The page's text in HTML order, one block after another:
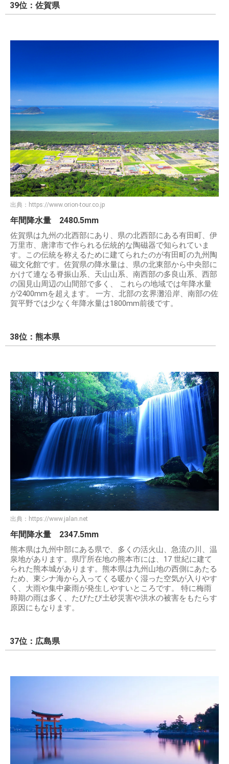
39位：佐賀県
出典： https://www.orion-tour.co.jp
年間降水量 2480.5mm
佐賀県は九州の北西部にあり、県の北西部にある有田町、伊
万里市、唐津市で作られる伝統的な陶磁器で知られていま
す。この伝統を称えるために建てられたのが有田町の九州陶
磁文化館です。佐賀県の降水量は、県の北東部から中央部に
かけて連なる脊振山系、天山山系、南西部の多良山系、西部
の国見山周辺の山間部で多く、 これらの地域では年降水量
が2400mmを超えます。 一方、北部の玄界灘沿岸、南部の佐
賀平野では少なく年降水量は1800mm前後です。
38位：熊本県
出典： https://www.jalan.net
年間降水量 2347.5mm
熊本県は九州中部にある県で、多くの活火山、急流の川、温
泉地があります。県庁所在地の熊本市には、17 世紀に建て
られた熊本城があります。熊本県は九州山地の西側にあたる
ため、東シナ海から入ってくる暖かく湿った空気が入りやす
く、大雨や集中豪雨が発生しやすいところです。 特に梅雨
時期の雨は多く、たびたび土砂災害や洪水の被害をもたらす
原因にもなります。
37位：広島県